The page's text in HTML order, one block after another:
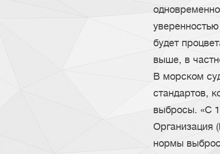
будет
выше, в
В морском
стандартов,
выбросы. «С
Организация
нормы